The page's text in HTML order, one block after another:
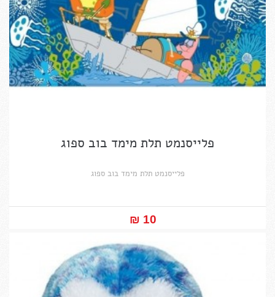
פלייסנמט תלת מימד בוב ספוג
פלייסנמט תלת מימד בוב ספוג
10 ₪‎